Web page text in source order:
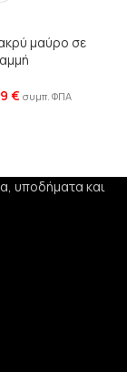
μαύρο σε
€ συμπ. ΦΠΑ
υποδήματα και